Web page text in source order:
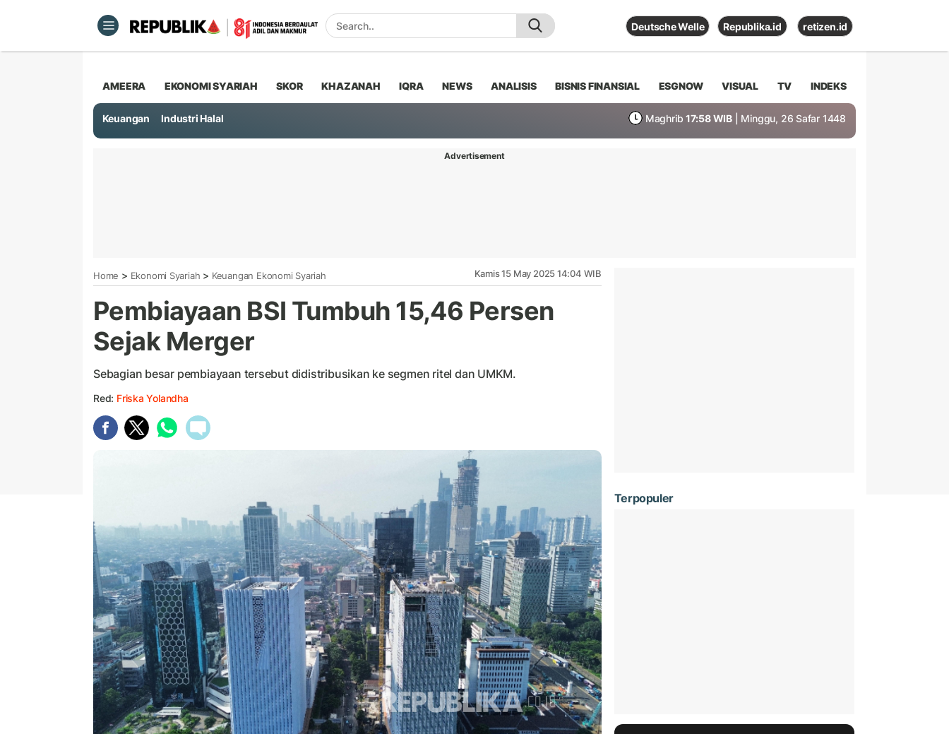
Deutsche Welle Republika.id retizen.id
AMEERA EKONOMI SYARIAH SKOR KHAZANAH IQRA NEWS ANALISIS BISNIS FINANSIAL ESGNOW VISUAL TV INDEKS
Keuangan Industri Halal Maghrib 17:58 WIB | Minggu, 26 Safar 1448
Advertisement
Home > Ekonomi Syariah > Keuangan Ekonomi Syariah Kamis 15 May 2025 14:04 WIB
Pembiayaan BSI Tumbuh 15,46 Persen
Sejak Merger
Sebagian besar pembiayaan tersebut didistribusikan ke segmen ritel dan UMKM.
Red: Friska Yolandha
Terpopuler